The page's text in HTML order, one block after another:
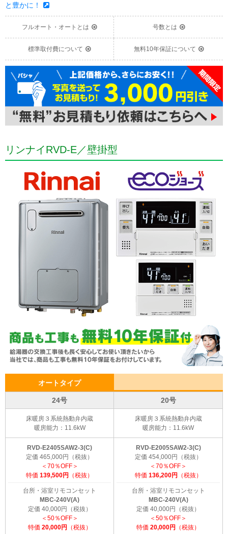
と豊かに！
フルオート・オートとは 号数とは
標準取付費について 無料10年保証について
リンナイRVD-E／壁掛型
オートタイプ
24号 20号
床暖房３系統熱動弁内蔵
暖房能力：11.6kW
床暖房３系統熱動弁内蔵
暖房能力：11.6kW
RVD-E2405SAW2-3(C)
定価 465,000円（税抜）
＜70％OFF＞
特価 139,500円 （税抜）
台所・浴室リモコンセット
MBC-240V(A)
定価 40,000円（税抜）
＜50％OFF＞
特価 20,000円 （税抜）
RVD-E2005SAW2-3(C)
定価 454,000円（税抜）
＜70％OFF＞
特価 136,200円 （税抜）
台所・浴室リモコンセット
MBC-240V(A)
定価 40,000円（税抜）
＜50％OFF＞
特価 20,000円 （税抜）